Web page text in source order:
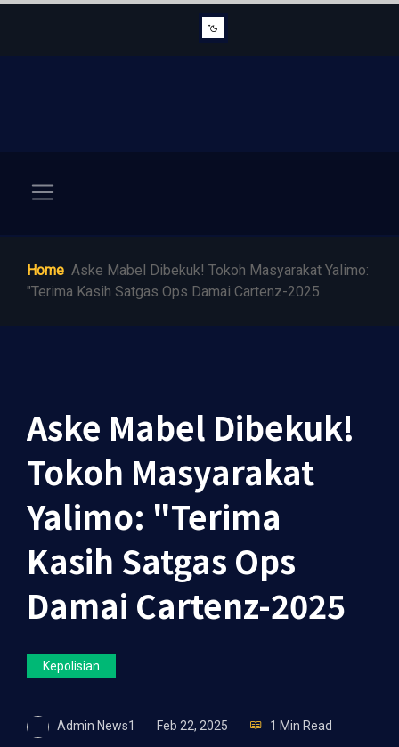
Home Aske Mabel Dibekuk! Tokoh Masyarakat Yalimo:
"Terima Kasih Satgas Ops Damai Cartenz-2025
Aske Mabel Dibekuk!
Tokoh Masyarakat
Yalimo: "Terima
Kasih Satgas Ops
Damai Cartenz-2025
Kepolisian
Admin News1 Feb 22, 2025 1 Min Read